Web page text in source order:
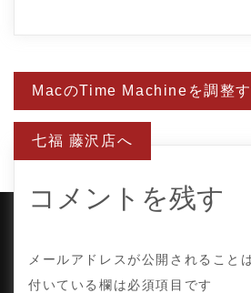
投
稿
ナ
ビ
ゲ
ー
ョ
ン
MacのTime Machineを調整す
七福 藤沢店へ
コメントを残す
メールアドレスが公開されること
付いている欄は必須項目です